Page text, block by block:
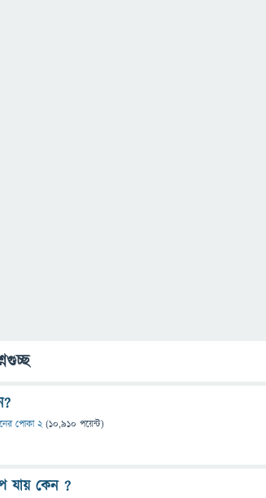
পোকা 2 (10,910 পয়েন্ট)
যায় কেন ?